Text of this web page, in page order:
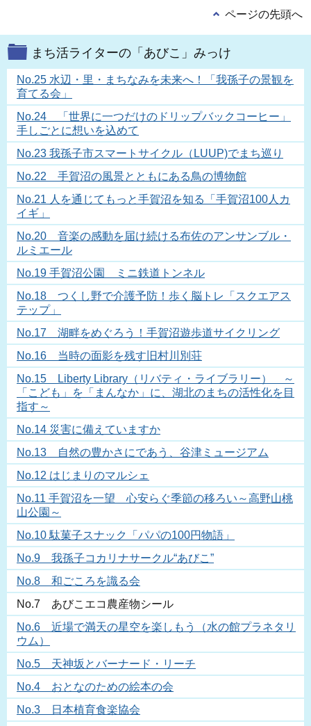
ページの先頭へ
まち活ライターの「あびこ」みっけ
No.25 水辺・里・まちなみを未来へ！「我孫子の景観を
育てる会」
No.24 「世界に一つだけのドリップバックコーヒー」
手しごとに想いを込めて
No.23 我孫子市スマートサイクル（LUUP)でまち巡り
No.22 手賀沼の風景とともにある鳥の博物館
No.21 人を通じてもっと手賀沼を知る「手賀沼100人カ
イギ」
No.20 音楽の感動を届け続ける布佐のアンサンブル・
ルミエール
No.19 手賀沼公園 ミニ鉄道トンネル
No.18 つくし野で介護予防！歩く脳トレ「スクエアス
テップ」
No.17 湖畔をめぐろう！手賀沼遊歩道サイクリング
No.16 当時の面影を残す旧村川別荘
No.15 Liberty Library（リバティ・ライブラリー） ～
「こども」を「まんなか」に、湖北のまちの活性化を目
指す～
No.14 災害に備えていますか
No.13 自然の豊かさにであう、谷津ミュージアム
No.12 はじまりのマルシェ
No.11 手賀沼を一望 心安らぐ季節の移ろい～高野山桃
山公園～
No.10 駄菓子スナック「パパの100円物語」
No.9 我孫子コカリナサークル“あびこ”
No.8 和ごころを識る会
No.7 あびこエコ農産物シール
No.6 近場で満天の星空を楽しもう（水の館プラネタリ
ウム）
No.5 天神坂とバーナード・リーチ
No.4 おとなのための絵本の会
No.3 日本植育食楽協会